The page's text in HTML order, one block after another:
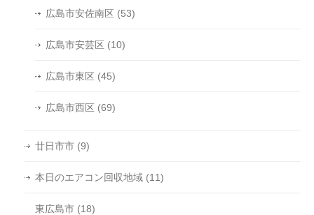
広島市安佐南区 (53)
広島市安芸区 (10)
広島市東区 (45)
広島市西区 (69)
廿日市市 (9)
本日のエアコン回収地域 (11)
東広島市 (18)